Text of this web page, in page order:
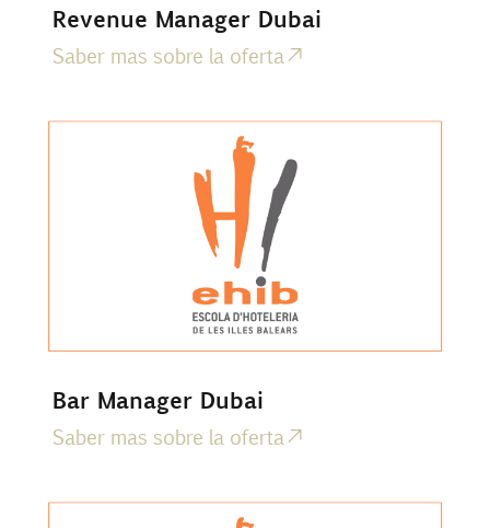
Revenue Manager Dubai
Saber mas sobre la oferta
Bar Manager Dubai
Saber mas sobre la oferta